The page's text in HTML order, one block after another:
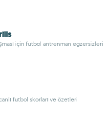
için futbol antrenman egzersizleri
futbol skorları ve özetleri